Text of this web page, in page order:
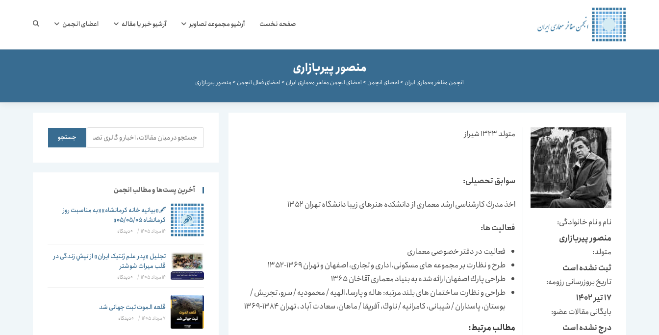
صفحه نخست آرشیو مجموعه تصاویر آرشیو خبر یا مقاله اعضای انجمن جستجوی
منصور پیربازاری
انجمن مفاخر معماری ایران >اعضای انجمن >اعضای انجمن مفاخر معماری ایران >اعضای فعال انجمن >منصور پیربازاری
نام و نام خانوادگی:
منصور پیربازاری
متولد:
ثبت نشده است
تاریخ بروزرسانی رزومه:
17 تیر 1402
بایگانی مقالات عضو:
درج نشده است
متولد 1323 شیراز
سوابق تحصیلی:
اخذ مدرك كارشناسی ارشد معماری از دانشكده هنرهای زیبا دانشگاه تهران 1352
فعالیت ها:
فعالیت در دفتر خصوصی معماری
طرح و نظارت بر مجموعه های مسكونی، اداری و تجاری، اصفهان و تهران 1369-1352
طراحی پارك اصفهان ارائه شده به بنیاد معماری آقاخان 1365
طراحی و نظارت ساختمان های بلند مرتبه: هاله و پارسا، الهیه / محمودیه / سرو، تجریش /
بوستان، پاسداران / شیبانی، كامرانیه / ناوك، آفریقا / ماهان، سعادت آباد ، تهران 1384-1369
مطالب مرتبط:
جستجو جستجو
آخرین پست‌ها و مطالب انجمن
🖋️«بیانیه خانه کرمانشاه»«به مناسبت روز
کرمانشاه ۰۵/۰۵/۰۵»
14 مرداد 1405 / ۰ دیدگاه
تجلیل «پدر علم ژنتیک ایران» از تپشِ زندگی در
قلب میراث شوشتر
14 مرداد 1405 / ۰ دیدگاه
قلعه الموت ثبت جهانی شد
7 مرداد 1405 / ۰ دیدگاه